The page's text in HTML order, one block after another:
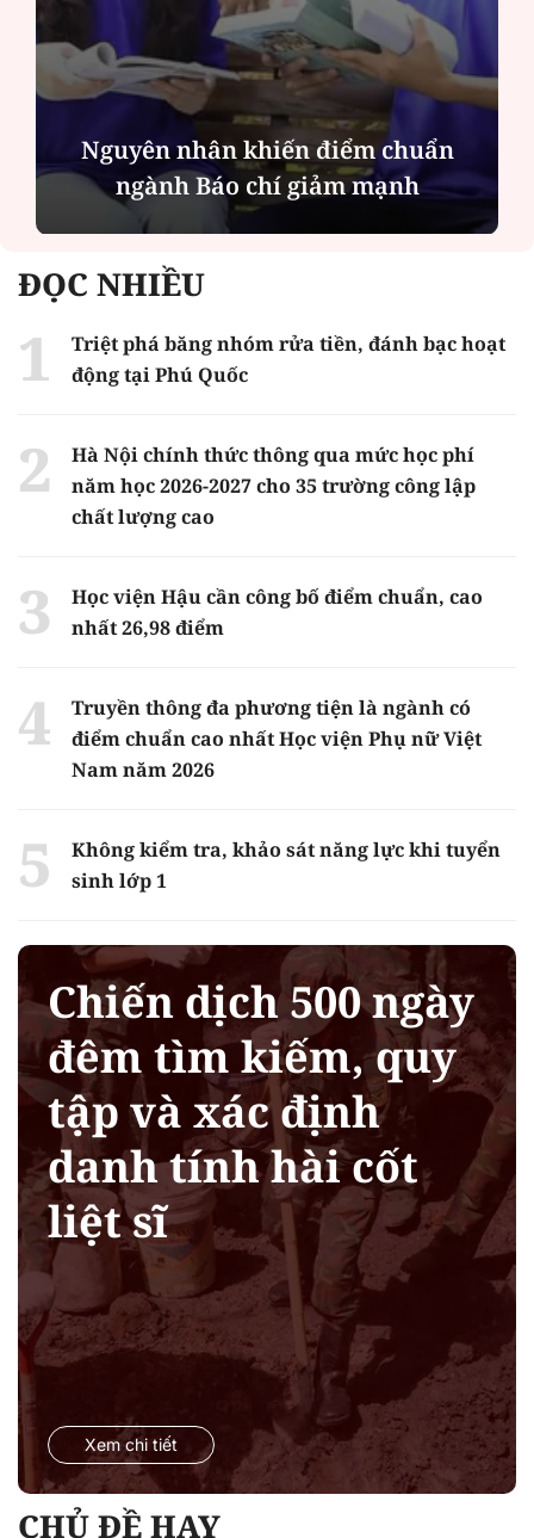
Nguyên họa sĩ - phóng viên Báo Phụ
nữ Việt Nam Nguyễn Thị Lành ra
mắt sách ở tuổi 80
ĐỌC NHIỀU
Triệt phá băng nhóm rửa tiền, đánh bạc hoạt
động tại Phú Quốc
Hà Nội chính thức thông qua mức học phí
năm học 2026-2027 cho 35 trường công lập
chất lượng cao
Học viện Hậu cần công bố điểm chuẩn, cao
nhất 26,98 điểm
Truyền thông đa phương tiện là ngành có
điểm chuẩn cao nhất Học viện Phụ nữ Việt
Nam năm 2026
Không kiểm tra, khảo sát năng lực khi tuyển
sinh lớp 1
Chiến dịch 500 ngày
đêm tìm kiếm, quy
tập và xác định
danh tính hài cốt
liệt sĩ
Xem chi tiết
CHỦ ĐỀ HAY